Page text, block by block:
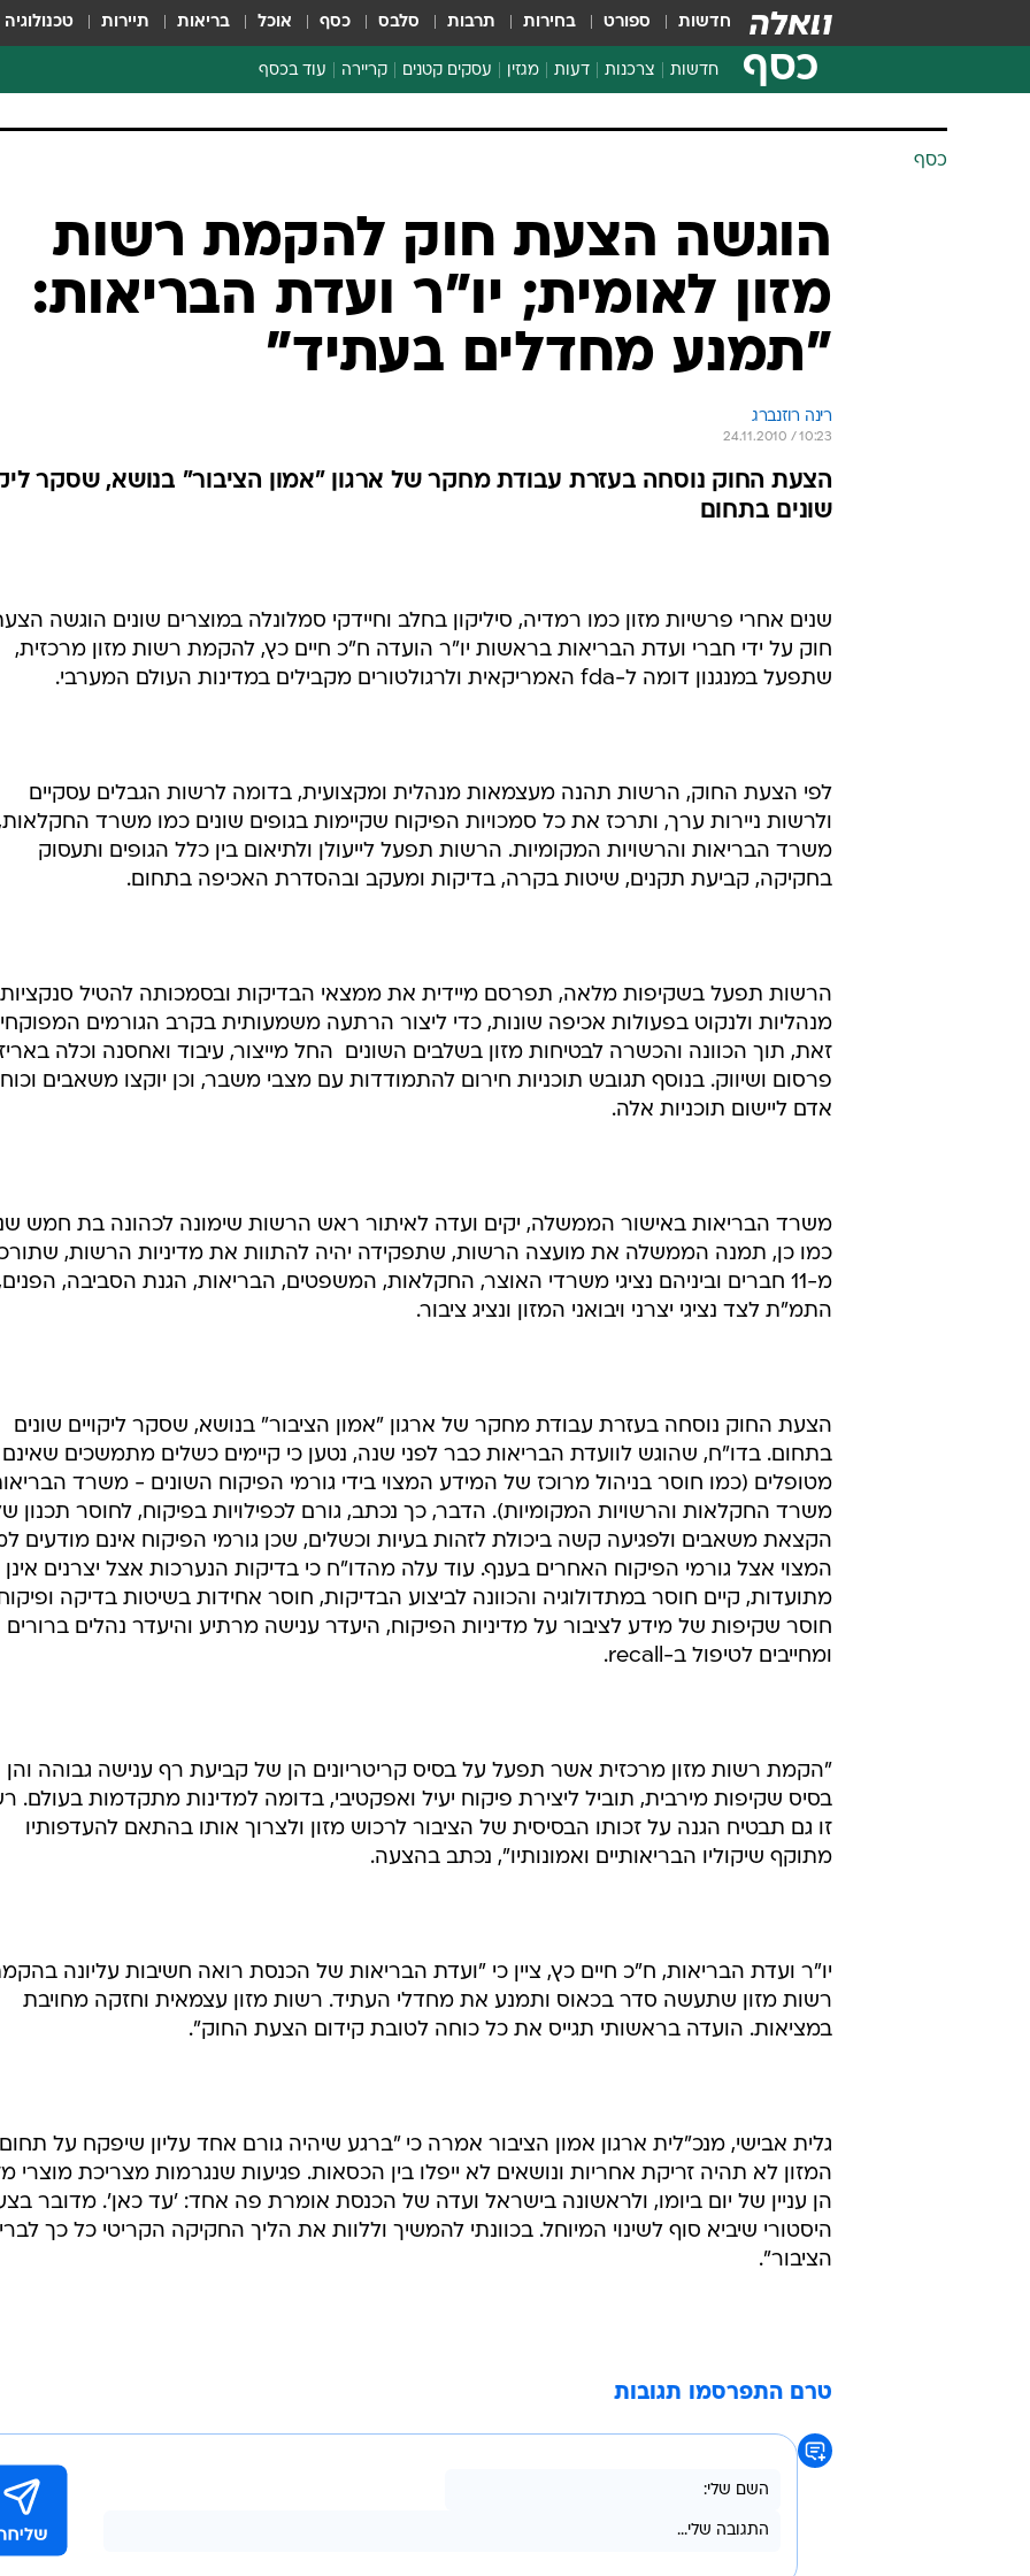
חדשות ספורט בחירות תרבות סלבס כסף אוכל בריאות תיירות טכנולוגיה
כסף חדשות צרכנות
צרכנות פיננסית
דעות מגזין עסקים קטנים קריירה עוד בכסף
ספורט ביזנס
כסף
הוגשה הצעת חוק להקמת רשות
מזון לאומית; יו"ר ועדת הבריאות:
"תמנע מחדלים בעתיד"
רינה רוזנברג
24.11.2010 / 10:23
הצעת החוק נוסחה בעזרת עבודת מחקר של ארגון "אמון הציבור" בנושא, שסקר
שונים בתחום
שנים אחרי פרשיות מזון כמו רמדיה, סיליקון בחלב וחיידקי סמלונלה במוצרים שונים הוגשה
חוק על ידי חברי ועדת הבריאות בראשות יו"ר הועדה ח"כ חיים כץ, להקמת רשות מזון מרכזית,
שתפעל במנגנון דומה ל-fda האמריקאית ולרגולטורים מקבילים במדינות העולם המערבי.
לפי הצעת החוק, הרשות תהנה מעצמאות מנהלית ומקצועית, בדומה לרשות הגבלים עסקיים
ולרשות ניירות ערך, ותרכז את כל סמכויות הפיקוח שקיימות בגופים שונים כמו משרד
משרד הבריאות והרשויות המקומיות. הרשות תפעל לייעולן ולתיאום בין כלל הגופים ותעסוק
בחקיקה, קביעת תקנים, שיטות בקרה, בדיקות ומעקב ובהסדרת האכיפה בתחום.
הרשות תפעל בשקיפות מלאה, תפרסם מיידית את ממצאי הבדיקות ובסמכותה להטיל סנקציות
מנהליות ולנקוט בפעולות אכיפה שונות, כדי ליצור הרתעה משמעותית בקרב הגורמים
זאת, תוך הכוונה והכשרה לבטיחות מזון בשלבים השונים  החל מייצור, עיבוד ואחסנה וכלה
פרסום ושיווק. בנוסף תגובש תוכניות חירום להתמודדות עם מצבי משבר, וכן יוקצו משאבים וכוח
אדם ליישום תוכניות אלה.
משרד הבריאות באישור הממשלה, יקים ועדה לאיתור ראש הרשות שימונה לכהונה בת חמש
כמו כן, תמנה הממשלה את מועצה הרשות, שתפקידה יהיה להתוות את מדיניות הרשות,
מ-11 חברים וביניהם נציגי משרדי האוצר, החקלאות, המשפטים, הבריאות, הגנת הסביבה,
התמ"ת לצד נציגי יצרני ויבואני המזון ונציג ציבור.
הצעת החוק נוסחה בעזרת עבודת מחקר של ארגון "אמון הציבור" בנושא, שסקר ליקויים שונים
בתחום. בדו"ח, שהוגש לוועדת הבריאות כבר לפני שנה, נטען כי קיימים כשלים מתמשכים שאינם
מטופלים (כמו חוסר בניהול מרוכז של המידע המצוי בידי גורמי הפיקוח השונים - משרד
משרד החקלאות והרשויות המקומיות). הדבר, כך נכתב, גורם לכפילויות בפיקוח, לחוסר תכנון
הקצאת משאבים ולפגיעה קשה ביכולת לזהות בעיות וכשלים, שכן גורמי הפיקוח אינם מודעים
המצוי אצל גורמי הפיקוח האחרים בענף. עוד עלה מהדו"ח כי בדיקות הנערכות אצל יצרנים אינן
מתועדות, קיים חוסר במתדולוגיה והכוונה לביצוע הבדיקות, חוסר אחידות בשיטות בדיקה
חוסר שקיפות של מידע לציבור על מדיניות הפיקוח, היעדר ענישה מרתיע והיעדר נהלים ברורים
ומחייבים לטיפול ב-recall.
"הקמת רשות מזון מרכזית אשר תפעל על בסיס קריטריונים הן של קביעת רף ענישה גבוהה והן
בסיס שקיפות מירבית, תוביל ליצירת פיקוח יעיל ואפקטיבי, בדומה למדינות מתקדמות בעולם.
זו גם תבטיח הגנה על זכותו הבסיסית של הציבור לרכוש מזון ולצרוך אותו בהתאם להעדפותיו
מתוקף שיקוליו הבריאותיים ואמונותיו", נכתב בהצעה.
יו"ר ועדת הבריאות, ח"כ חיים כץ, ציין כי "ועדת הבריאות של הכנסת רואה חשיבות עליונה
רשות מזון שתעשה סדר בכאוס ותמנע את מחדלי העתיד. רשות מזון עצמאית וחזקה מחויבת
במציאות. הועדה בראשותי תגייס את כל כוחה לטובת קידום הצעת החוק".
גלית אבישי, מנכ"לית ארגון אמון הציבור אמרה כי "ברגע שיהיה גורם אחד עליון שיפקח על תחום
המזון לא תהיה זריקת אחריות ונושאים לא ייפלו בין הכסאות. פגיעות שנגרמות מצריכת מוצרי
הן עניין של יום ביומו, ולראשונה בישראל ועדה של הכנסת אומרת פה אחד: 'עד כאן'. מדובר
היסטורי שיביא סוף לשינוי המיוחל. בכוונתי להמשיך וללוות את הליך החקיקה הקריטי כל כך
הציבור".
טרם התפרסמו תגובות